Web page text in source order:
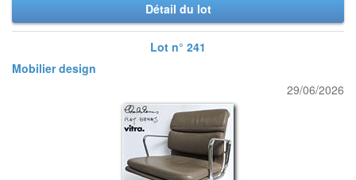
Détail du lot
Lot n° 241
Mobilier design
29/06/2026